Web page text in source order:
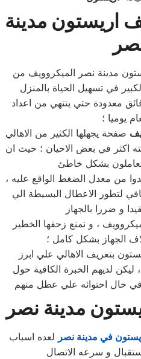
اريستون مدينة
مدينة نصر الميكروويف من
معدودة حتي ينتهي من اعداد
يوميا ؛
صفحة يجهلها الكثير من الاهالي
اكثر في بعض الاحيان ؛ حيث ان
يتعاملون بشكل خاطئ
من معدل الضغط الواقع عليه ،
لتطور الاعطال البسيطة الي
و ضررا بالجهاز
، و نمنع زحفها الخطير
الجهاز بشكل كامل ؛
بتعريف الاهالي علي ابرز
لديهم الخبرة الكافية حول
في حال احتوائه علي عطل منهم
مدينة نصر
في مدينة نصر لعده اسباب
و سرعه الاتصال